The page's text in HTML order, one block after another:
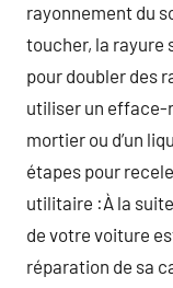
rayonnement du
toucher, la rayure
pour doubler des
utiliser un efface-
mortier ou d’un
étapes pour
utilitaire :À la suite
de votre voiture
réparation de sa